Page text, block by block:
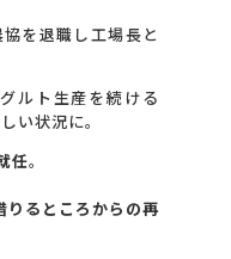
を退職し工場長と
ルト生産を続ける
い状況に。
任。
りるところからの再